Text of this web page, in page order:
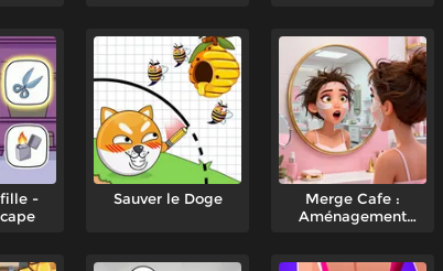
fille -
Sauver le Doge
Merge Cafe :
Aménagement